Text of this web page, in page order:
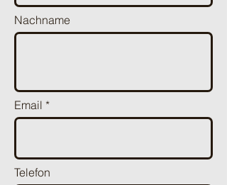
Nachname
Email
Telefon